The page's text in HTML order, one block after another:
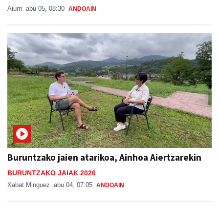
Aiurri abu 05, 08:30 ANDOAIN
Buruntzako jaien atarikoa, Ainhoa Aiertzarekin
BURUNTZAKO JAIAK 2026
Xabat Minguez abu 04, 07:05 ANDOAIN